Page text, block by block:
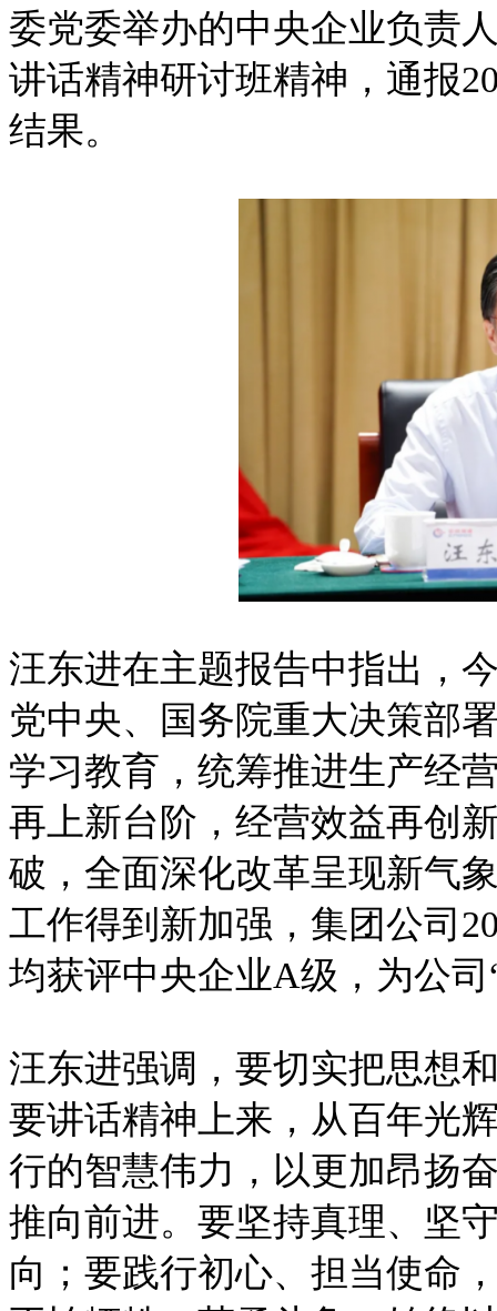
委党委举办的中央企业负责
讲话精神研讨班精神，通报
结果。
汪东进在主题报告中指出，
党中央、国务院重大决策部
学习教育，统筹推进生产经
再上新台阶，经营效益再创
破，全面深化改革呈现新气
工作得到新加强，集团公司
均获评中央企业A级，为公
汪东进强调，要切实把思想
要讲话精神上来，从百年光
行的智慧伟力，以更加昂扬
推向前进。要坚持真理、坚
向；要践行初心、担当使命